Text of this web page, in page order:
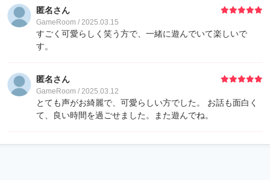
匿名さん
GameRoom / 2025.03.15
すごく可愛らしく笑う方で、一緒に遊んでいて楽しいで
す。
匿名さん
GameRoom / 2025.03.12
とても声がお綺麗で、可愛らしい方でした。 お話も面白く
て、良い時間を過ごせました。また遊んでね。